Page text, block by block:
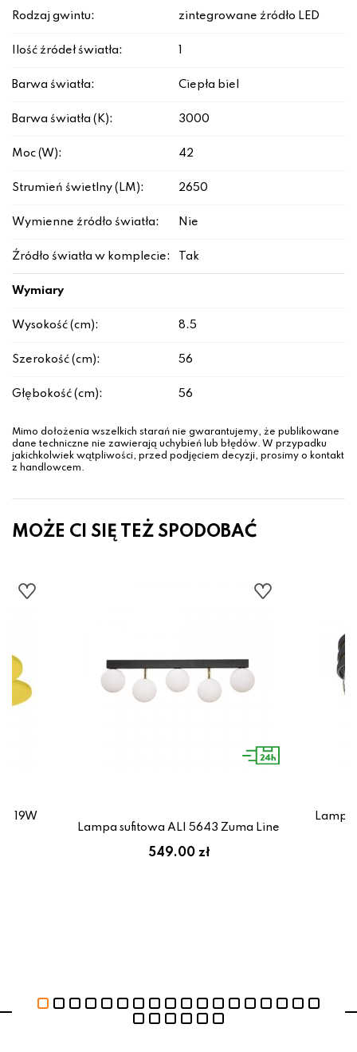
Rodzaj gwintu: zintegrowane źródło LED
Ilość źródeł światła:
Barwa światła: Ciepła biel
Barwa światła (K): 3000
Moc (W): 42
Strumień świetlny (LM): 2650
Wymienne źródło światła: Nie
Źródło światła w komplecie: Tak
Wymiary
Wysokość (cm): 8.5
Szerokość (cm): 56
Głębokość (cm): 56
Mimo dołożenia wszelkich starań nie gwarantujemy, że publikowane
dane techniczne nie zawierają uchybień lub błędów. W przypadku
jakichkolwiek wątpliwości, przed podjęciem decyzji, prosimy o kontakt
z handlowcem.
MOŻE CI SIĘ TEŻ SPODOBAĆ
19W
Lampa sufitowa ALI 5643 Zuma Line
549.00 zł